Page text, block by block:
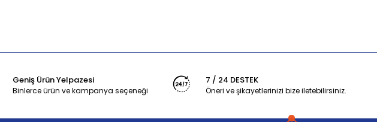
Geniş Ürün Yelpazesi
Binlerce ürün ve kampanya seçeneği
7 / 24 DESTEK
Öneri ve şikayetlerinizi bize iletebilirsiniz.